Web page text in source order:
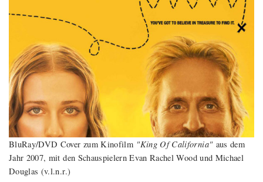
BluRay/DVD Cover zum Kinofilm "King Of California"aus dem
Jahr 2007, mit den Schauspielern Evan Rachel Wood und Michael
Douglas (v.l.n.r.)